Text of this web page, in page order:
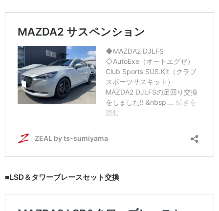
■LSD＆タワーブレースセット交換